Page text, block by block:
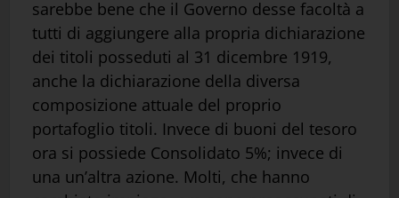
sarebbe bene che il Governo desse facoltà a
tutti di aggiungere alla propria dichiarazione
dei titoli posseduti al 31 dicembre 1919,
anche la dichiarazione della diversa
composizione attuale del proprio
portafoglio titoli. Invece di buoni del tesoro
ora si possiede Consolidato 5%; invece di
una un’altra azione. Molti, che hanno